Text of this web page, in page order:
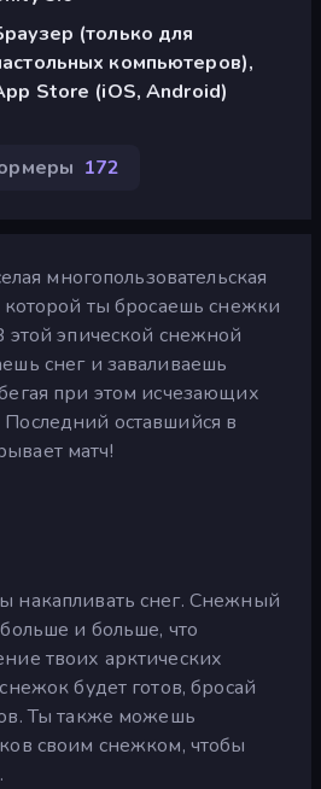
(только для
компьютеров),
Store (iOS, Android)
172
многопользовательская
которой ты бросаешь снежки
этой эпической снежной
снег и заваливаешь
при этом исчезающих
оставшийся в
матч!
накапливать снег. Снежный
и больше, что
твоих арктических
будет готов, бросай
Ты также можешь
своим снежком, чтобы